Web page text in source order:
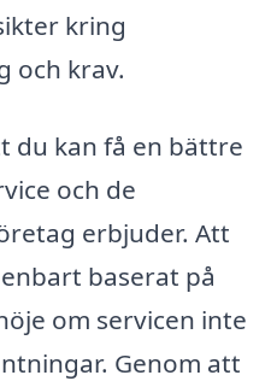
kring
och krav.
du kan få en bättre
och de
erbjuder. Att
baserat på
om servicen inte
Genom att